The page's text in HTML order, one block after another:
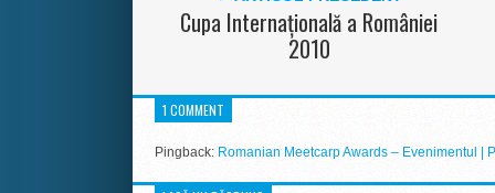
Cupa Internațională a României
2010
1 COMMENT
Pingback: Romanian Meetcarp Awards – Evenimentul |